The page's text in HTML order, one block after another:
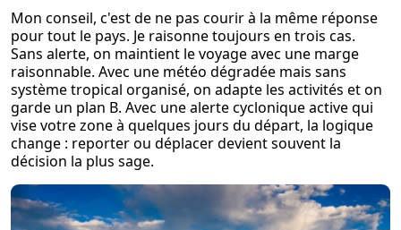
Mon conseil, c'est de ne pas courir à la même réponse
pour tout le pays. Je raisonne toujours en trois cas.
Sans alerte, on maintient le voyage avec une marge
raisonnable. Avec une météo dégradée mais sans
système tropical organisé, on adapte les activités et on
garde un plan B. Avec une alerte cyclonique active qui
vise votre zone à quelques jours du départ, la logique
change : reporter ou déplacer devient souvent la
décision la plus sage.